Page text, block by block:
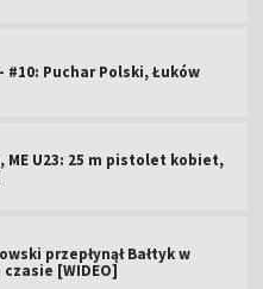
#10: Puchar Polski, Łuków
ME U23: 25 m pistolet kobiet,
przepłynął Bałtyk w
[WIDEO]